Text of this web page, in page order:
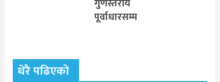
पूर्वाधारसम्म
धेरै पढिएको